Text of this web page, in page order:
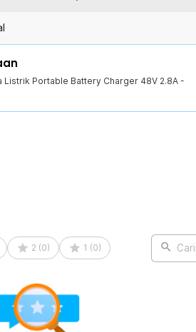
Listrik Portable Battery Charger 48V 2.8A -
2 (0) 1 (0)